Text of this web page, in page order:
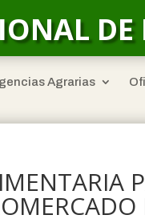
Agrarias